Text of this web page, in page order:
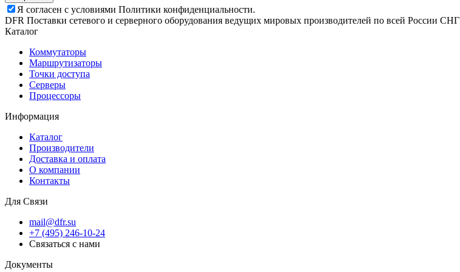
Я согласен с условиями Политики конфиденциальности.
DFR Поставки сетевого и серверного оборудования ведущих мировых производителей по всей России СНГ
Каталог
Коммутаторы
Маршрутизаторы
Точки доступа
Серверы
Процессоры
Информация
Каталог
Производители
Доставка и оплата
О компании
Контакты
Для Связи
mail@dfr.su
+7 (495) 246-10-24
Связаться с нами
Документы